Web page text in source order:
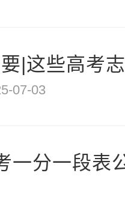
|这些高考
07-03
一分一段表